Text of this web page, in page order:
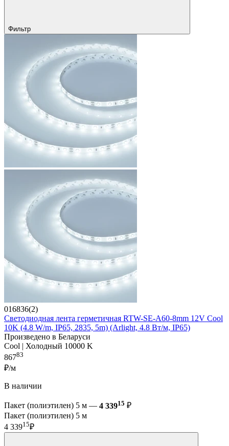
Фильтр
016836(2)
Светодиодная лента герметичная RTW-SE-A60-8mm 12V Cool
10K (4.8 W/m, IP65, 2835, 5m) (Arlight, 4.8 Вт/м, IP65)
Произведено в Беларуси
Cool | Холодный 10000 K
86783
₽/м
В наличии
Пакет (полиэтилен) 5 м — 4 33915 ₽
Пакет (полиэтилен) 5 м
4 33915₽